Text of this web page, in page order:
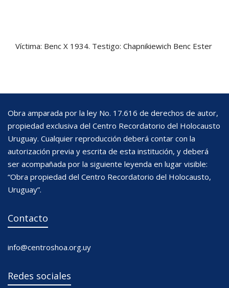
Víctima: Benc X 1934. Testigo: Chapnikiewich Benc Ester
Obra amparada por la ley No. 17.616 de derechos de autor,
propiedad exclusiva del Centro Recordatorio del Holocausto
Uruguay. Cualquier reproducción deberá contar con la
autorización previa y escrita de esta institución, y deberá
ser acompañada por la siguiente leyenda en lugar visible:
“Obra propiedad del Centro Recordatorio del Holocausto,
Uruguay”.
Contacto
info@centroshoa.org.uy
Redes sociales